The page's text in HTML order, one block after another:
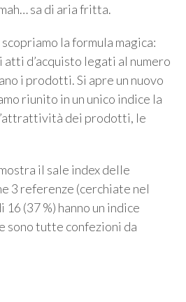
sa di aria fritta.
la formula magica:
atti d’acquisto legati al numero
i prodotti. Si apre un nuovo
riunito in un unico indice la
dei prodotti, le
il sale index delle
3 referenze (cerchiate nel
(37 %) hanno un indice
sono tutte confezioni da